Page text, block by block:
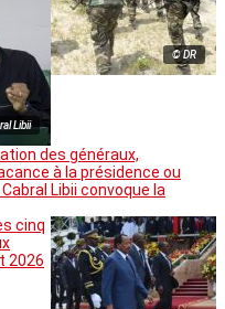
© DR
Libii
des généraux,
à la présidence ou
Libii convoque la
cinq
2026